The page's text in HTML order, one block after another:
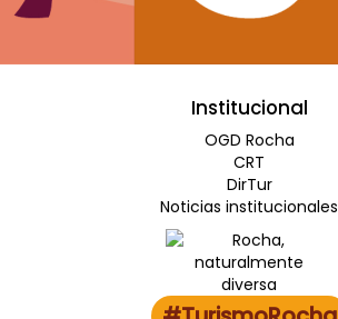
Institucional
OGD Rocha
CRT
DirTur
Noticias institucionales